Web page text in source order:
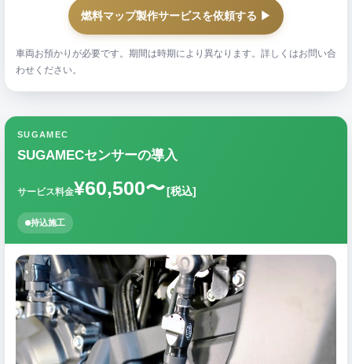
燃料マップ製作サービスを依頼する ▶
車両お預かりが必要です。期間は時期により異なります。詳しくはお問い合
わせください。
SUGAMEC
SUGAMECセンサーの導入
サービス料金¥60,500〜[税込]
持込施工